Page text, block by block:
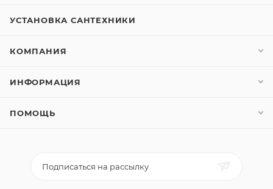
УСТАНОВКА САНТЕХНИКИ
КОМПАНИЯ
ИНФОРМАЦИЯ
ПОМОЩЬ
Подписаться на рассылку